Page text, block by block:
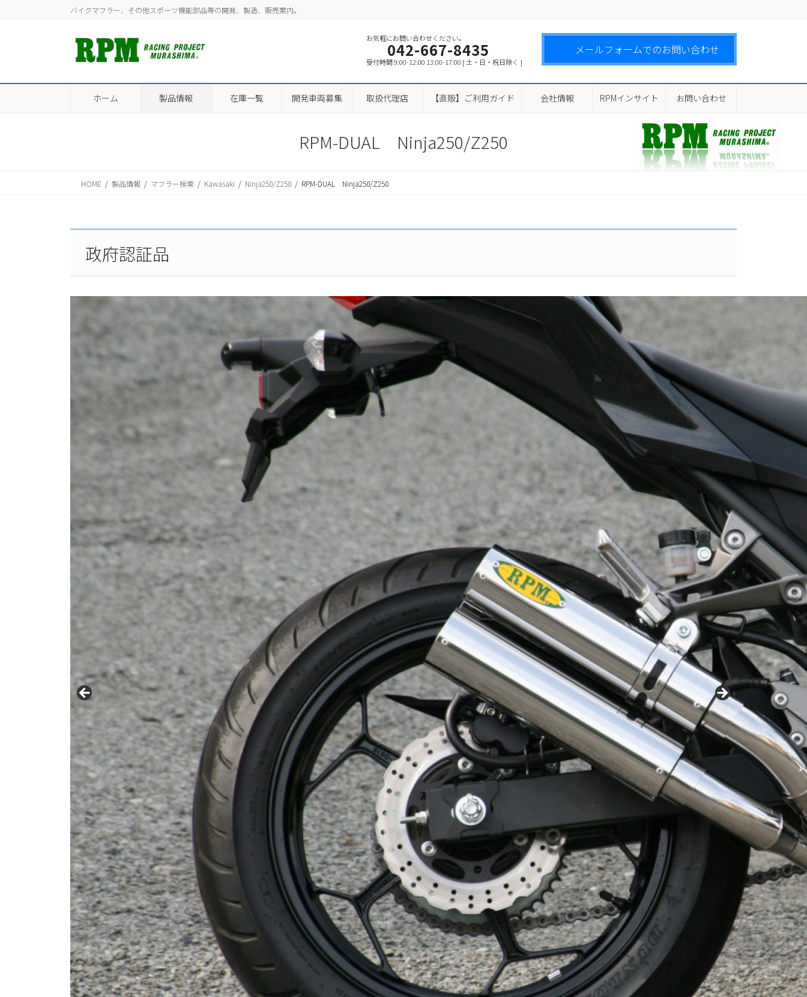
バイクマフラー、その他スポーツ機能部品等の開発、製造、販売案内。
お気軽にお問い合わせください。
042-667-8435
受付時間 9:00-12:00 13:00-17:00 [ 土・日・祝日除く ]
メールフォームでのお問い合わせ
ホーム 製品情報 在庫一覧 開発車両募集 取扱代理店 【直販】ご利用ガイド 会社情報 RPMインサイト お問い合わせ
RPM-DUAL Ninja250/Z250
HOME 製品情報 マフラー検索 Kawasaki Ninja250/Z250 RPM-DUAL Ninja250/Z250
政府認証品